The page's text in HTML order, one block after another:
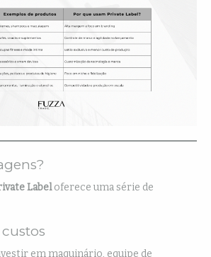
Labeloferece uma série de
custos
em maquinário, equipe de